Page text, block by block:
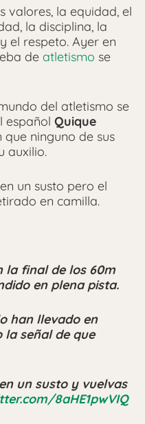
valores, la equidad, el
la disciplina, la
el respeto. Ayer en
de atletismo se
del atletismo se
español Quique
que ninguno de sus
auxilio.
un susto pero el
en camilla.
la final de los 60m
en plena pista.
han llevado en
señal de que
un susto y vuelvas
8aHE1pwVIQ